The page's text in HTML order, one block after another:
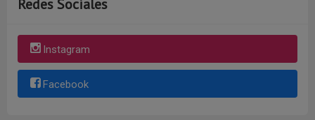
Redes Sociales
Instagram
Facebook